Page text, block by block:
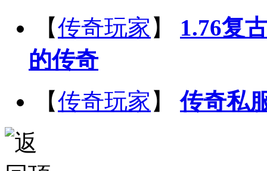
【传奇玩家 】 1.76复
的传奇
【传奇玩家 】传奇私